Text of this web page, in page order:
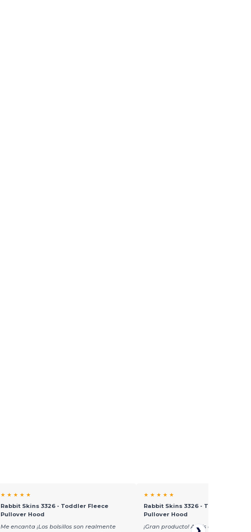
★ ★ ★ ★ ★
Rabbit Skins 3326 - Toddler Fleece
Pullover Hood
Me encanta ¡Los bolsillos son realmente
★ ★ ★ ★ ★
Rabbit Skins 3326 - Toddler
Pullover Hood
¡Gran producto! A mis clientes les